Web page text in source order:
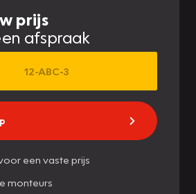
prijs
afspraak
een vaste prijs
monteurs